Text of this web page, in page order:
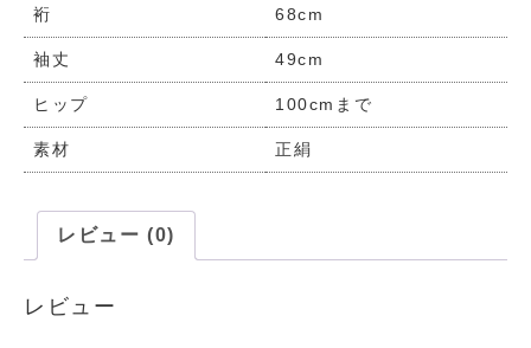
裄 68cm
袖丈 49cm
ヒップ 100cmまで
素材 正絹
レビュー (0)
レビュー